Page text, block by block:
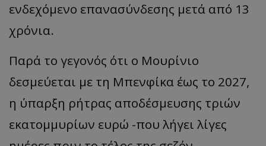
ενδεχόμενο επανασύνδεσης μετά από 13
χρόνια.
Παρά το γεγονός ότι ο Μουρίνιο
δεσμεύεται με τη Μπενφίκα έως το 2027,
η ύπαρξη ρήτρας αποδέσμευσης τριών
εκατομμυρίων ευρώ -που λήγει λίγες